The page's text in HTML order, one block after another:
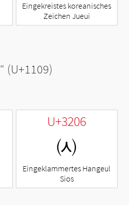
Eingekreistes koreanisches
Zeichen Jueui
“ (U+1109)
U+3206
㈆
Eingeklammertes Hangeul
Sios